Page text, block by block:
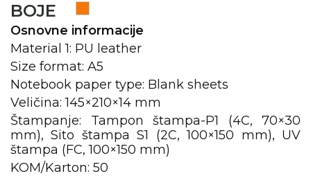
ZDRAVLJE I LEPOTA
DUKSEVI I KABANICE
KAČKETI, KAPE I ŠEŠIRI
POLO MAJICE
KOŠULJE
UNIFORME
KAPE
BOJE
Osnovne informacije
Material 1: PU leather
Size format: A5
Notebook paper type: Blank sheets
Veličina: 145×210×14 mm
Štampanje: Tampon štampa-P1 (4C, 70×30
mm), Sito štampa S1 (2C, 100×150 mm), UV
štampa (FC, 100×150 mm)
KOM/Karton: 50